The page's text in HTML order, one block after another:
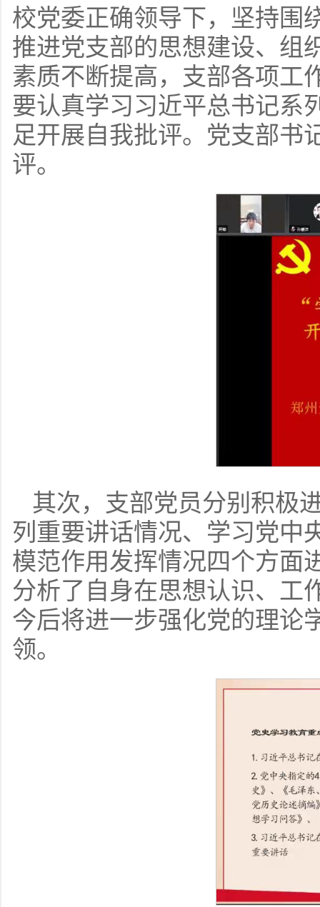
校党委正确领导下，坚持围
推进党支部的思想建设、组
素质不断提高，支部各项工
要认真学习习近平总书记系
足开展自我批评。党支部书
评。
其次，支部党员分别积极
列重要讲话情况、学习党中
模范作用发挥情况四个方面
分析了自身在思想认识、工
今后将进一步强化党的理论
领。